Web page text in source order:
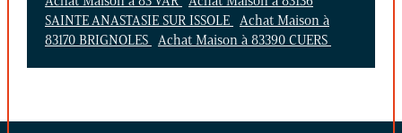
SAINTE ANASTASIE SUR ISSOLE
Achat Maison à
83170 BRIGNOLES
Achat Maison à 83390 CUERS